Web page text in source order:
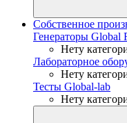
Собственное
Генераторы Global
Нету
Лабораторное
Нету
Тесты Global-lab
Нету